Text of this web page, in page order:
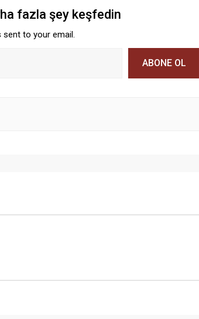
fazla şey keşfedin
to your email.
ABONE OL